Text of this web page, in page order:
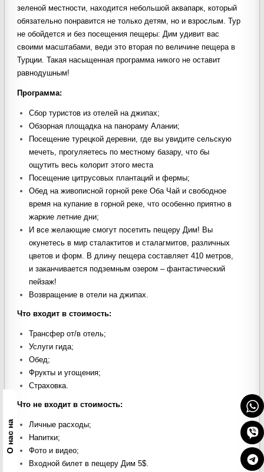
О нас на
зеленой местности, находится небольшой аквапарк, который
обязательно понравится не только детям, но и взрослым. Тур
не обойдется и без посещения пещеры: Дим удивит вас
своими масштабами, веди это вторая по величине пещера в
Турции. Такая насыщенная программа никого не оставит
равнодушным!
Программа:
Сбор туристов из отелей на джипах;
Обзорная площадка на панораму Алании;
Посещение турецкой деревни, где вы увидите сельскую
мечеть, прогуляетесь по местному базару, что бы
ощутить весь колорит этого места
Посещение цитрусовых плантаций и фермы;
Обед на живописной горной реке Оба Чай и свободное
время на купание в горной реке, что особенно приятно в
жаркие летние дни;
И все желающие смогут посетить пещеру Дим! Вы
окунетесь в мир сталактитов и сталагмитов, различных
цветов и форм. В длину пещера составляет 410 метров,
и заканчивается подземным озером – фантастический
пейзаж!
Возвращение в отели на джипах.
Что входит в стоимость:
Трансфер от/в отель;
Услуги гида;
Обед;
Фрукты и угощения;
Страховка.
Что не входит в стоимость:
Личные расходы;
Напитки;
Фото и видео;
Входной билет в пещеру Дим 5$.